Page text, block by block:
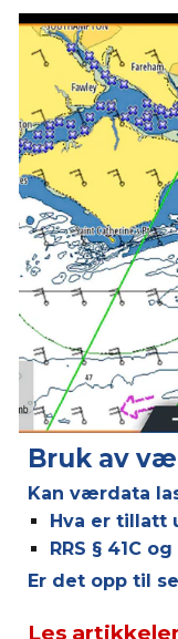
Bruk av
Kan værdata
Hva er tillatt
RRS § 41C
Er det opp til
Les